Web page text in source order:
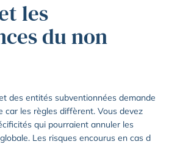
les
du non
des entités subventionnées demande
car les règles diffèrent. Vous devez
qui pourraient annuler les
Les risques encourus en cas d